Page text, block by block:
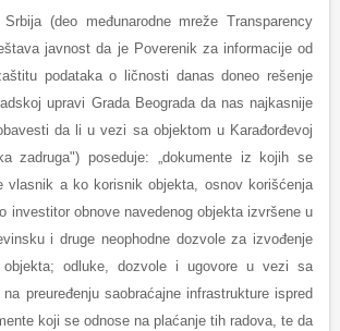
(deo međunarodne mreže Transparency
javnost da je Poverenik za informacije od
podataka o ličnosti danas doneo rešenje
upravi Grada Beograda da nas najkasnije
da li u vezi sa objektom u Karađorđevoj
zadruga") poseduje: „dokumente iz kojih se
vlasnik a ko korisnik objekta, osnov korišćenja
investitor obnove navedenog objekta izvršene u
i druge neophodne dozvole za izvođenje
objekta; odluke, dozvole i ugovore u vezi sa
preuređenju saobraćajne infrastrukture ispred
koji se odnose na plaćanje tih radova, te da